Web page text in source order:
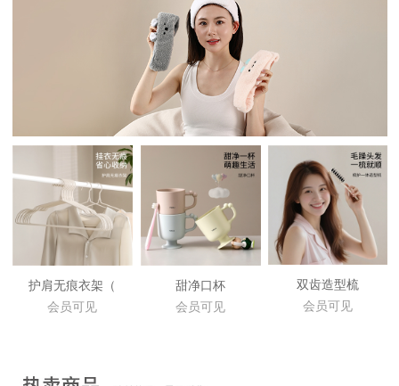
护肩无痕衣架（
会员可见
甜净口杯
会员可见
双齿造型梳
会员可见